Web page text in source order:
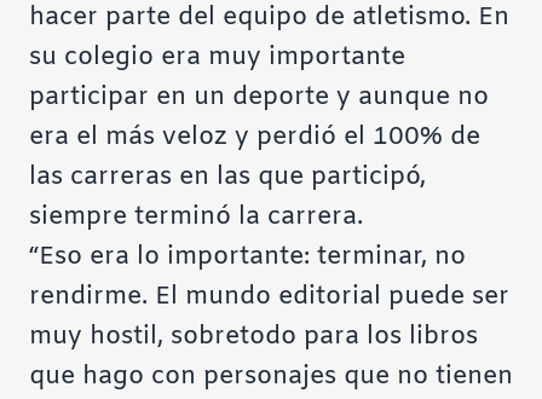
hacer parte del equipo de atletismo. En
su colegio era muy importante
participar en un deporte y aunque no
era el más veloz y perdió el 100% de
las carreras en las que participó,
siempre terminó la carrera.
“Eso era lo importante: terminar, no
rendirme. El mundo editorial puede ser
muy hostil, sobretodo para los libros
que hago con personajes que no tienen